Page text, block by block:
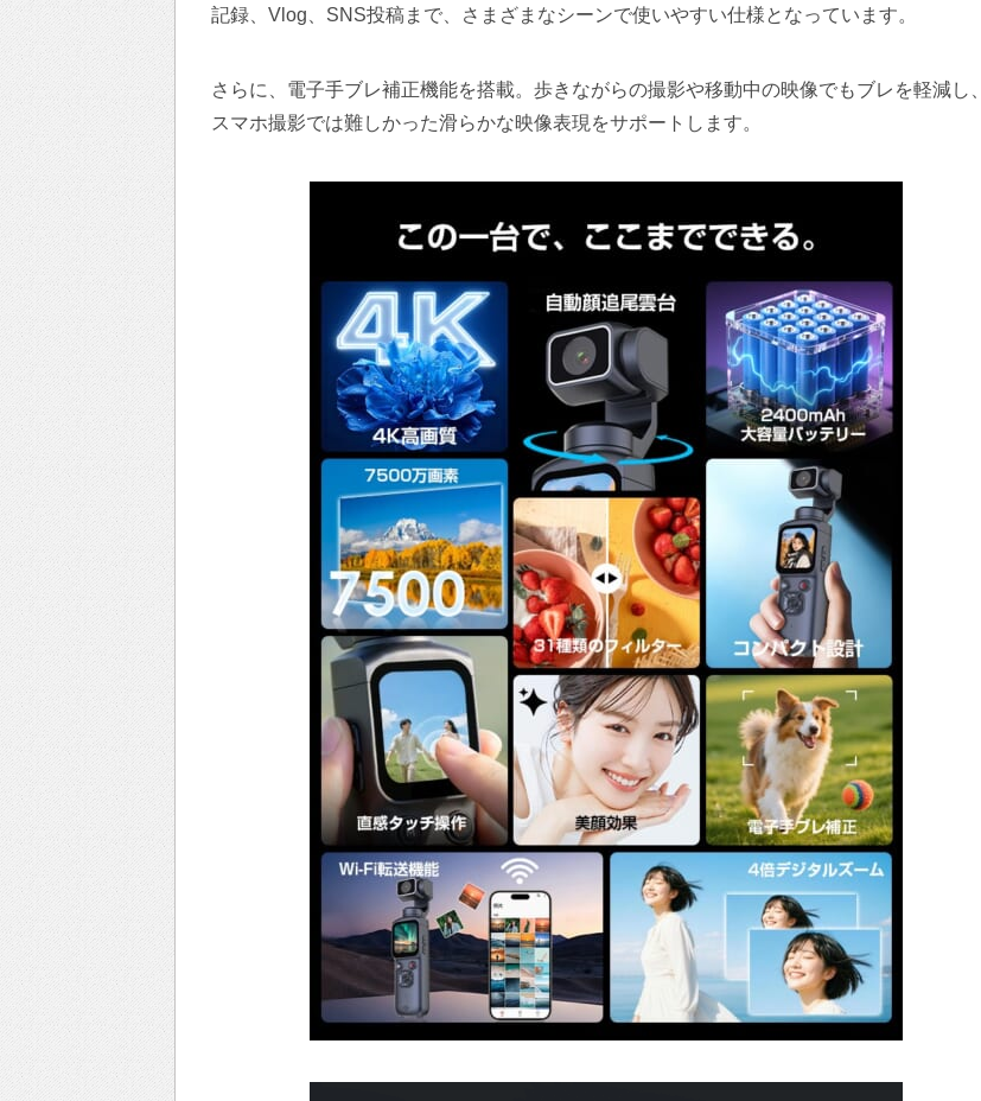
記録、Vlog、SNS投稿まで、さまざまなシーンで使いやすい仕様となっています。
さらに、電子手ブレ補正機能を搭載。歩きながらの撮影や移動中の映像でもブレを軽減し、
スマホ撮影では難しかった滑らかな映像表現をサポートします。